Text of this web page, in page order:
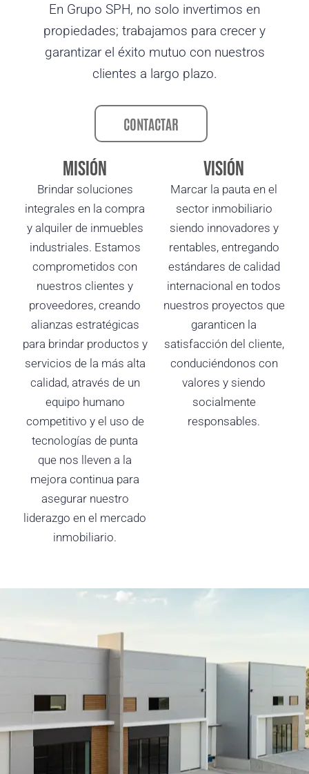
En Grupo SPH, no solo invertimos en
propiedades; trabajamos para crecer y
garantizar el éxito mutuo con nuestros
clientes a largo plazo.
CONTACTAR
MISIÓN
Brindar soluciones
integrales en la compra
y alquiler de inmuebles
industriales. Estamos
comprometidos con
nuestros clientes y
proveedores, creando
alianzas estratégicas
para brindar productos y
servicios de la más alta
calidad, através de un
equipo humano
competitivo y el uso de
tecnologías de punta
que nos lleven a la
mejora continua para
asegurar nuestro
liderazgo en el mercado
inmobiliario.
VISIÓN
Marcar la pauta en el
sector inmobiliario
siendo innovadores y
rentables, entregando
estándares de calidad
internacional en todos
nuestros proyectos que
garanticen la
satisfacción del cliente,
conduciéndonos con
valores y siendo
socialmente
responsables.